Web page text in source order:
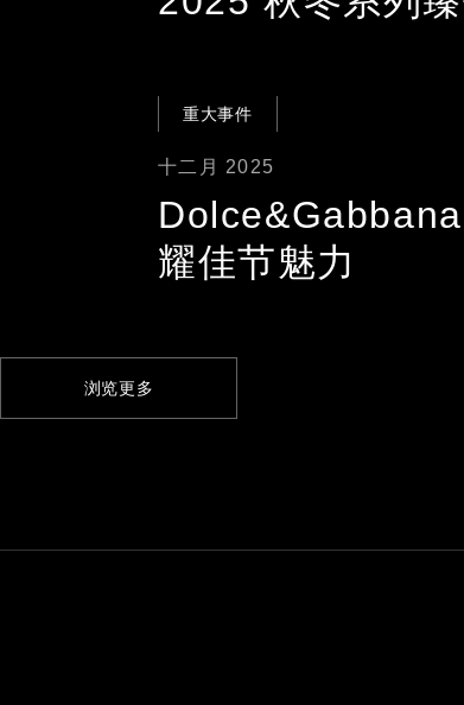
重大事件
十二月 2025
耀佳节魅力
浏览更多